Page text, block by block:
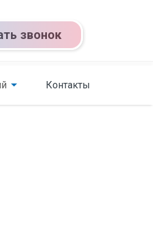
звонок
Контакты